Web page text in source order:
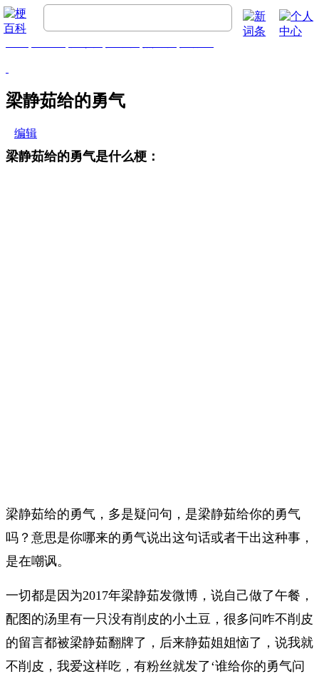
梁静茹给的勇气
编辑
梁静茹给的勇气是什么梗：
梁静茹给的勇气，多是疑问句，是梁静茹给你的勇气
吗？意思是你哪来的勇气说出这句话或者干出这种事，
是在嘲讽。
一切都是因为2017年梁静茹发微博，说自己做了午餐，
配图的汤里有一只没有削皮的小土豆，很多问咋不削皮
的留言都被梁静茹翻牌了，后来静茹姐姐恼了，说我就
不削皮，我爱这样吃，有粉丝就发了‘谁给你的勇气问